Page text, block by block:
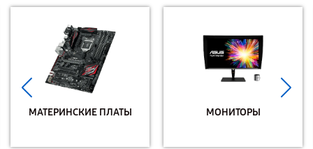
МАТЕРИНСКИЕ ПЛАТЫ МОНИТОРЫ